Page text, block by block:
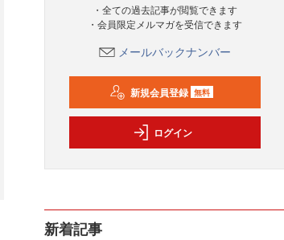
・全ての過去記事が閲覧できます
・会員限定メルマガを受信できます
メールバックナンバー
新規会員登録 無料
ログイン
新着記事